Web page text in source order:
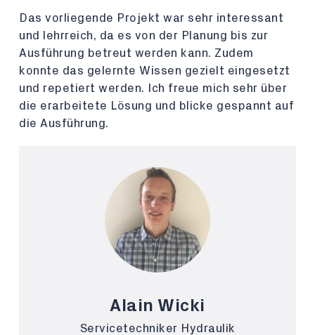
Das vorliegende Projekt war sehr interessant
und lehrreich, da es von der Planung bis zur
Ausführung betreut werden kann. Zudem
konnte das gelernte Wissen gezielt eingesetzt
und repetiert werden. Ich freue mich sehr über
die erarbeitete Lösung und blicke gespannt auf
die Ausführung.
Alain Wicki
Servicetechniker Hydraulik